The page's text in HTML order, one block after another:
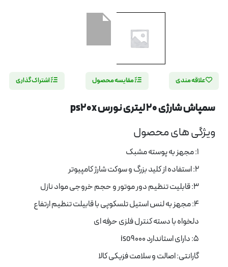
علاقه مندی مقایسه محصول اشتراک گذاری
سمپاش شارژی 20 لیتری نورس ps20x
ویژگی های محصول
1: مجهز به پوسته مشبک
2: استفاده از کلید بزرگ و سوکت شارژ کامپیوتر
3: قابلیت تنظیم دور موتور و حجم خروجی مواد نازل
4: مجهز به لنس استیل تلسکوپی با قابیلت تنظیم ارتفاع
دلخواه با دسته کنترل فلزی حرفه ای
5: دارای استاندارد iso9000
گارانتی: اصالت و سلامت فزیکی کالا